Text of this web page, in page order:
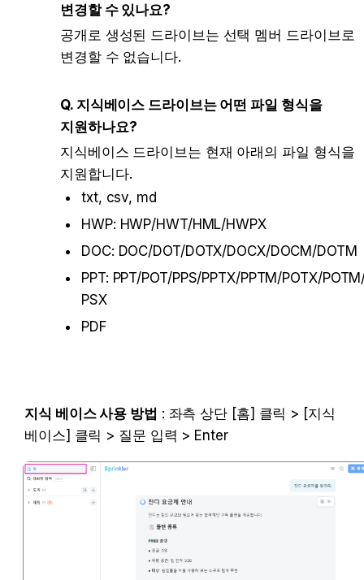
변경할 수 있나요?
공개로 생성된 드라이브는 선택 멤버 드라이브로
변경할 수 없습니다.
Q. 지식베이스 드라이브는 어떤 파일 형식을
지원하나요?
지식베이스 드라이브는 현재 아래의 파일 형식을
지원합니다.
txt, csv, md
HWP: HWP/HWT/HML/HWPX
DOC: DOC/DOT/DOTX/DOCX/DOCM/DOTM
PPT: PPT/POT/PPS/PPTX/PPTM/POTX/
PSX
PDF
지식 베이스 사용 방법 : 좌측 상단 [홈] 클릭 > [지식
베이스] 클릭 > 질문 입력 > Enter